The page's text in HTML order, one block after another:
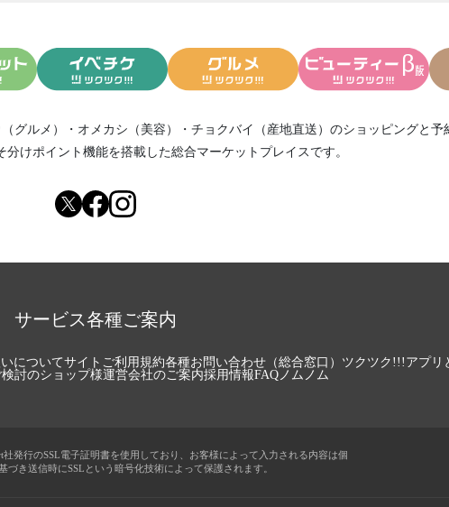
グルメ） ・ オメカシ（美容） ・ チョクバイ（産地直送） のショッピングと予
分けポイント機能を搭載した総合マーケットプレイスです。
サービス各種ご案内
についてサイトご利用規約各種お問い合わせ（総合窓口） ツクツク!!!アプリ
討のショップ様運営会社のご案内採用情報FAQノムノム
発行のSSL電子証明書を使用しており、お客様によって入力される内容は個
づき送信時にSSLという暗号化技術によって保護されます。